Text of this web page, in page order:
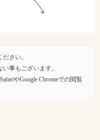
さい。
事もございます。
やGoogle Chromeでの閲覧